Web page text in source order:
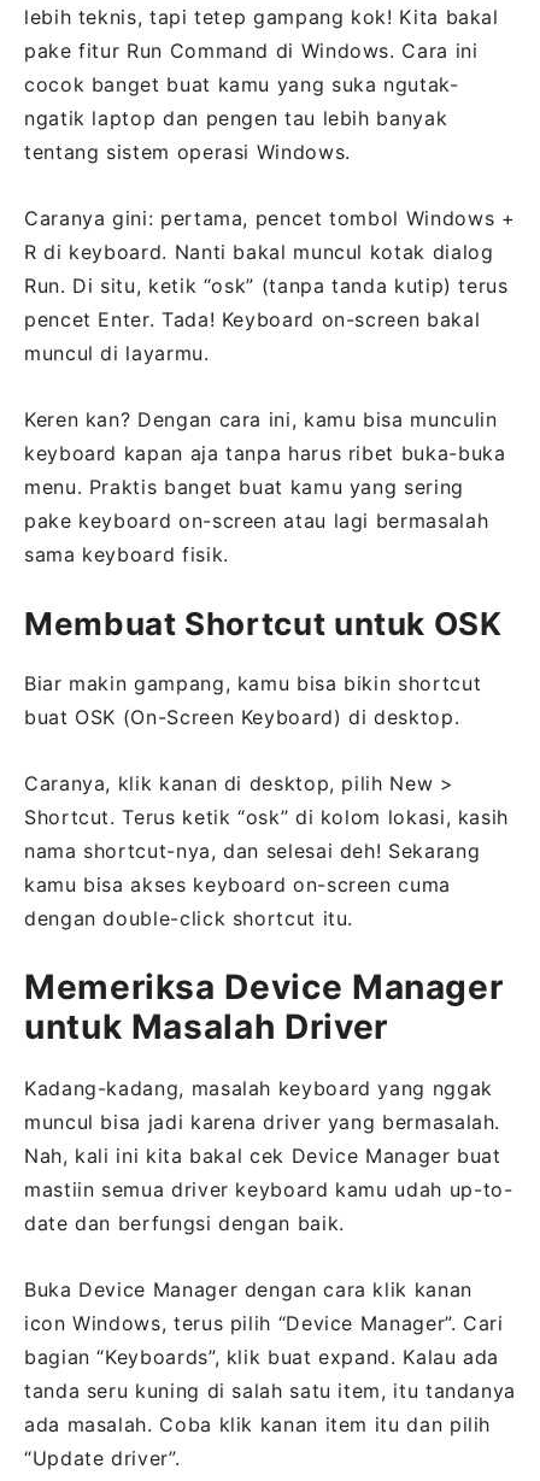
lebih teknis, tapi tetep gampang kok! Kita bakal
pake fitur Run Command di Windows. Cara ini
cocok banget buat kamu yang suka ngutak-
ngatik laptop dan pengen tau lebih banyak
tentang sistem operasi Windows.
Caranya gini: pertama, pencet tombol Windows +
R di keyboard. Nanti bakal muncul kotak dialog
Run. Di situ, ketik “osk” (tanpa tanda kutip) terus
pencet Enter. Tada! Keyboard on-screen bakal
muncul di layarmu.
Keren kan? Dengan cara ini, kamu bisa munculin
keyboard kapan aja tanpa harus ribet buka-buka
menu. Praktis banget buat kamu yang sering
pake keyboard on-screen atau lagi bermasalah
sama keyboard fisik.
Membuat Shortcut untuk OSK
Biar makin gampang, kamu bisa bikin shortcut
buat OSK (On-Screen Keyboard) di desktop.
Caranya, klik kanan di desktop, pilih New >
Shortcut. Terus ketik “osk” di kolom lokasi, kasih
nama shortcut-nya, dan selesai deh! Sekarang
kamu bisa akses keyboard on-screen cuma
dengan double-click shortcut itu.
Memeriksa Device Manager
untuk Masalah Driver
Kadang-kadang, masalah keyboard yang nggak
muncul bisa jadi karena driver yang bermasalah.
Nah, kali ini kita bakal cek Device Manager buat
mastiin semua driver keyboard kamu udah up-to-
date dan berfungsi dengan baik.
Buka Device Manager dengan cara klik kanan
icon Windows, terus pilih “Device Manager”. Cari
bagian “Keyboards”, klik buat expand. Kalau ada
tanda seru kuning di salah satu item, itu tandanya
ada masalah. Coba klik kanan item itu dan pilih
“Update driver”.